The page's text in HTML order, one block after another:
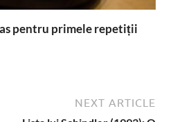
pentru primele repetiții
NEXT ARTICLE